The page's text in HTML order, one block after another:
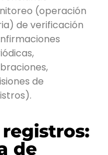
(operación
de verificación
de
de